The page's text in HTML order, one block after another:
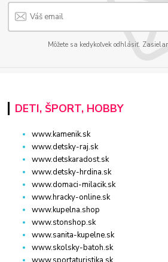
Môžete sa kedykoľvek odhlásiť.
DETI, ŠPORT, HOBBY
www.kamenik.sk
www.detsky-raj.sk
www.detskaradost.sk
www.detsky-hrdina.sk
www.domaci-milacik.sk
www.hracky-online.sk
www.kupelna.shop
www.stonshop.sk
www.sanita-kupelne.sk
www.skolsky-batoh.sk